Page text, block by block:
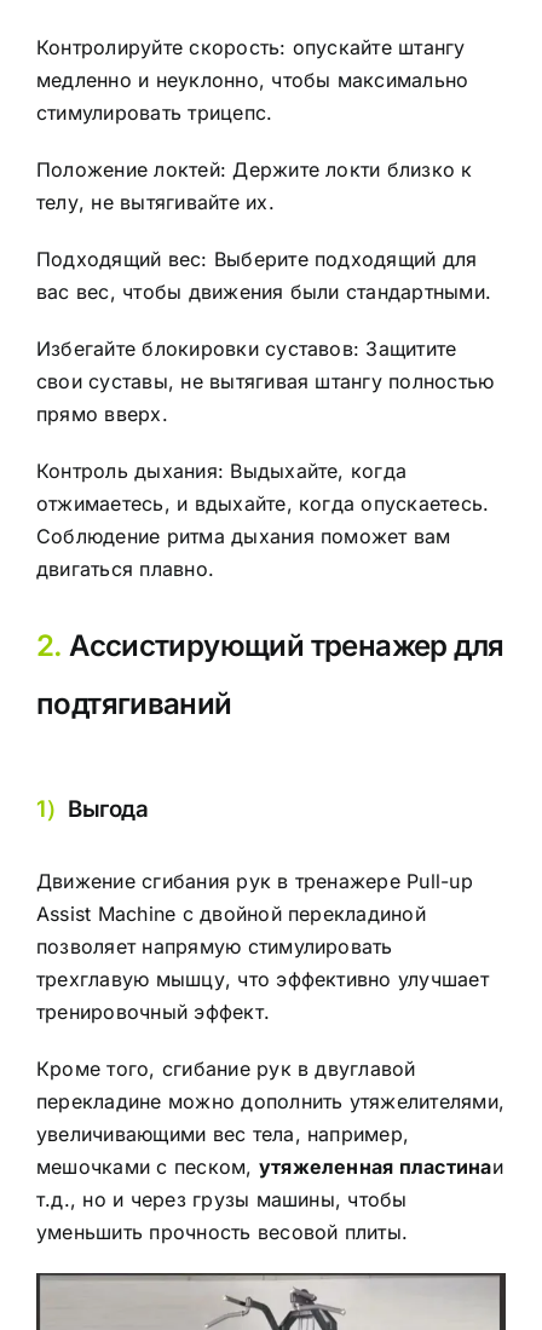
Контролируйте скорость: опускайте штангу
медленно и неуклонно, чтобы максимально
стимулировать трицепс.
Положение локтей: Держите локти близко к
телу, не вытягивайте их.
Подходящий вес: Выберите подходящий для
вас вес, чтобы движения были стандартными.
Избегайте блокировки суставов: Защитите
свои суставы, не вытягивая штангу полностью
прямо вверх.
Контроль дыхания: Выдыхайте, когда
отжимаетесь, и вдыхайте, когда опускаетесь.
Соблюдение ритма дыхания поможет вам
двигаться плавно.
2.Ассистирующий тренажер для
подтягиваний
1） Выгода
Движение сгибания рук в тренажере Pull-up
Assist Machine с двойной перекладиной
позволяет напрямую стимулировать
трехглавую мышцу, что эффективно улучшает
тренировочный эффект.
Кроме того, сгибание рук в двуглавой
перекладине можно дополнить утяжелителями,
увеличивающими вес тела, например,
мешочками с песком, утяжеленная пластинаи
т.д., но и через грузы машины, чтобы
уменьшить прочность весовой плиты.